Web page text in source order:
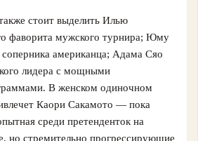
стоит выделить Илью
фаворита мужского турнира; Юму
американца; Адама Сяо
лидера с мощными
В женском одиночном
Каори Сакамото — пока
среди претенденток на
но стремительно прогрессирующие